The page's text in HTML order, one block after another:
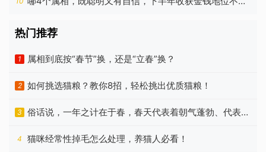
热门推荐
1 属相到底按“春节”换，还是“立春”换？
2 如何挑选猫粮？教你8招，轻松挑出优质猫粮！
3
俗话说，一年之计在于春，春天代表着朝气蓬勃、代表着
希望
4 猫咪经常性掉毛怎么处理，养猫人必看！